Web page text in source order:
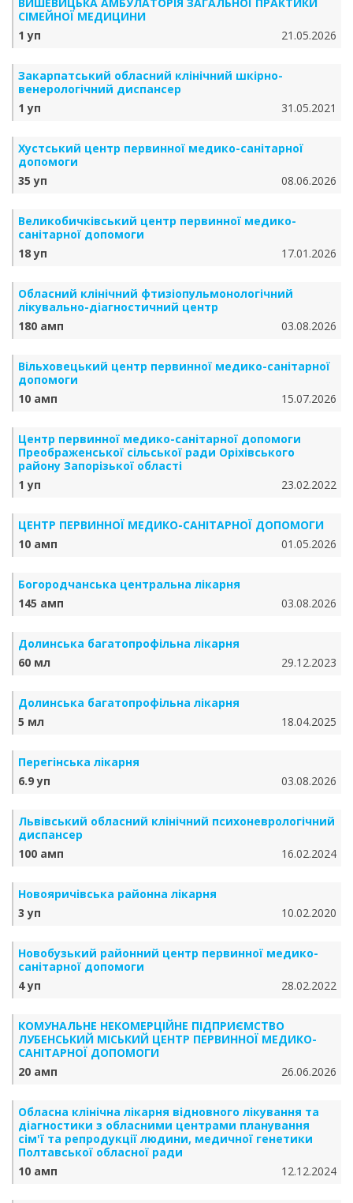
СІМЕЙНОЇ МЕДИЦИНИ
1 уп
21.05.2026
Закарпатський обласний клінічний шкірно-
венерологічний диспансер
1 уп
31.05.2021
Хустський центр первинної медико-санітарної
допомоги
35 уп
08.06.2026
Великобичківський центр первинної медико-
санітарної допомоги
18 уп
17.01.2026
Обласний клінічний фтизіопульмонологічний
лікувально-діагностичний центр
180 амп
03.08.2026
Вільховецький центр первинної медико-санітарної
допомоги
10 амп
15.07.2026
Центр первинної медико-санітарної допомоги
Преображенської сільської ради Оріхівського
району Запорізької області
1 уп
23.02.2022
ЦЕНТР ПЕРВИННОЇ МЕДИКО-САНІТАРНОЇ ДОПОМОГИ
10 амп
01.05.2026
Богородчанська центральна лікарня
145 амп
03.08.2026
Долинська багатопрофільна лікарня
60 мл
29.12.2023
Долинська багатопрофільна лікарня
5 мл
18.04.2025
Перегінська лікарня
6.9 уп
03.08.2026
Львівський обласний клінічний психоневрологічний
диспансер
100 амп
16.02.2024
Новояричівська районна лікарня
3 уп
10.02.2020
Новобузький районний центр первинної медико-
санітарної допомоги
4 уп
28.02.2022
КОМУНАЛЬНЕ НЕКОМЕРЦІЙНЕ ПІДПРИЄМСТВО
ЛУБЕНСЬКИЙ МІСЬКИЙ ЦЕНТР ПЕРВИННОЇ МЕДИКО-
САНІТАРНОЇ ДОПОМОГИ
20 амп
26.06.2026
Обласна клінічна лікарня відновного лікування та
діагностики з обласними центрами планування
сім'ї та репродукції людини, медичної генетики
Полтавської обласної ради
10 амп
12.12.2024